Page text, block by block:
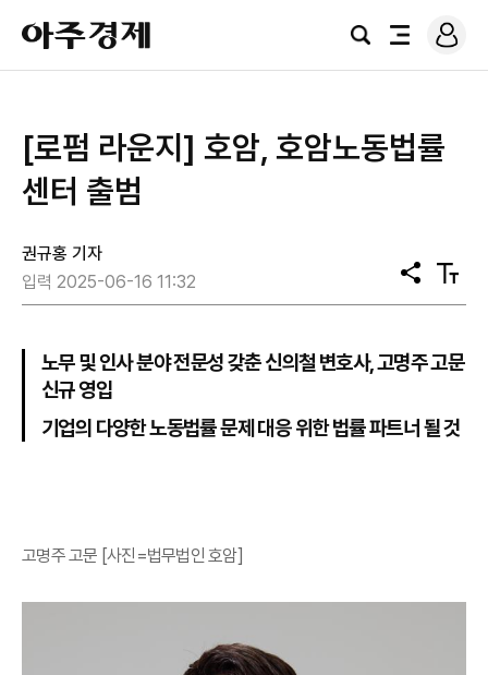
아
주
경
검
전
로
그
[로펌 라운지] 호암, 호암노동법률
센터 출범
권규홍 기자
입력 2025-06-16 11:32
공
유
텍
스
기
노무 및 인사 분야 전문성 갖춘 신의철 변호사, 고명주 고문
신규 영입
기업의 다양한 노동법률 문제 대응 위한 법률 파트너 될 것
고명주 고문 [사진=법무법인 호암]